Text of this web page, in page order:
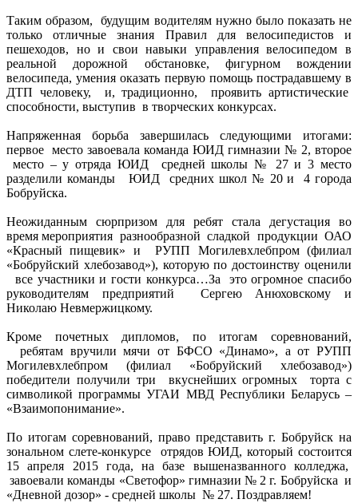
Таким образом, будущим водителям нужно было показать не
только отличные знания Правил для велосипедистов и
пешеходов, но и свои навыки управления велосипедом в
реальной дорожной обстановке, фигурном вождении
велосипеда, умения оказать первую помощь пострадавшему в
ДТП человеку, и, традиционно, проявить артистические
способности, выступив в творческих конкурсах.
Напряженная борьба завершилась следующими итогами:
первое место завоевала команда ЮИД гимназии № 2, второе
место – у отряда ЮИД средней школы № 27 и 3 место
разделили команды ЮИД средних школ № 20 и 4 города
Бобруйска.
Неожиданным сюрпризом для ребят стала дегустация во
время мероприятия разнообразной сладкой продукции ОАО
«Красный пищевик» и РУПП Могилевхлебпром (филиал
«Бобруйский хлебозавод»), которую по достоинству оценили
все участники и гости конкурса…За это огромное спасибо
руководителям предприятий Сергею Анюховскому и
Николаю Невмержицкому.
Кроме почетных дипломов, по итогам соревнований,
ребятам вручили мячи от БФСО «Динамо», а от РУПП
Могилевхлебпром (филиал «Бобруйский хлебозавод»)
победители получили три вкуснейших огромных торта с
символикой программы УГАИ МВД Республики Беларусь –
«Взаимопонимание».
По итогам соревнований, право представить г. Бобруйск на
зональном слете-конкурсе отрядов ЮИД, который состоится
15 апреля 2015 года, на базе вышеназванного колледжа,
завоевали команды «Светофор» гимназии № 2 г. Бобруйска и
«Дневной дозор» - средней школы № 27. Поздравляем!